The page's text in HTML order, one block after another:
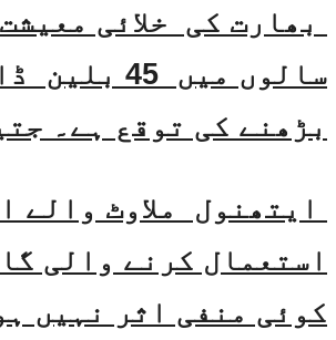
سالوں میں 45
بڑھنے کی توقع ہے۔
ایتھنول ملاوٹ والے
استعمال کرنے والی
کوئی منفی اثر نہیں